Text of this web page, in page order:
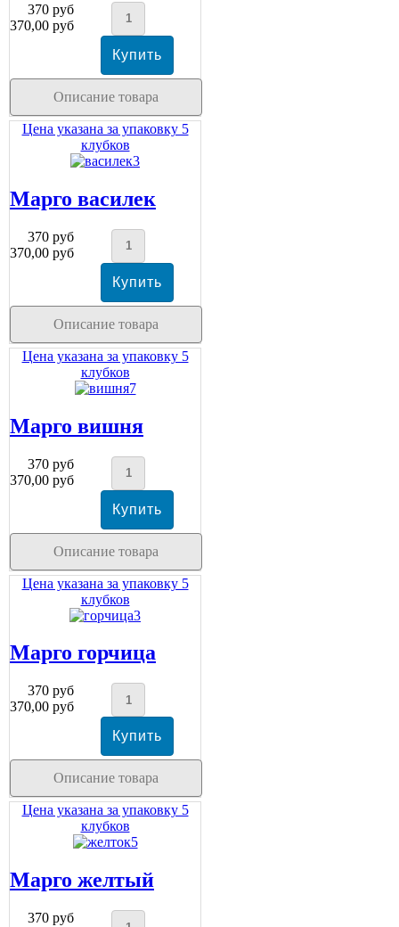
370 руб
370,00 руб
Описание товара
Цена указана за упаковку 5
клубков
Марго василек
370 руб
370,00 руб
Описание товара
Цена указана за упаковку 5
клубков
Марго вишня
370 руб
370,00 руб
Описание товара
Цена указана за упаковку 5
клубков
Марго горчица
370 руб
370,00 руб
Описание товара
Цена указана за упаковку 5
клубков
Марго желтый
370 руб